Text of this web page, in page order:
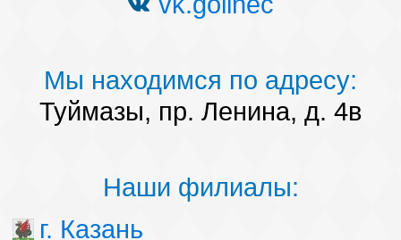
Мы находимся по адресу:
Туймазы, пр. Ленина, д. 4в
Наши филиалы:
г. Казань